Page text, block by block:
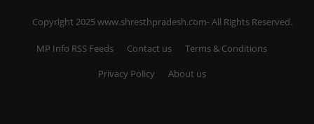
Copyright 2025 www.shresthpradesh.com- All Rights Reserved.
MP Info RSS Feeds Contact us
Terms & Conditions
Privacy Policy
About us